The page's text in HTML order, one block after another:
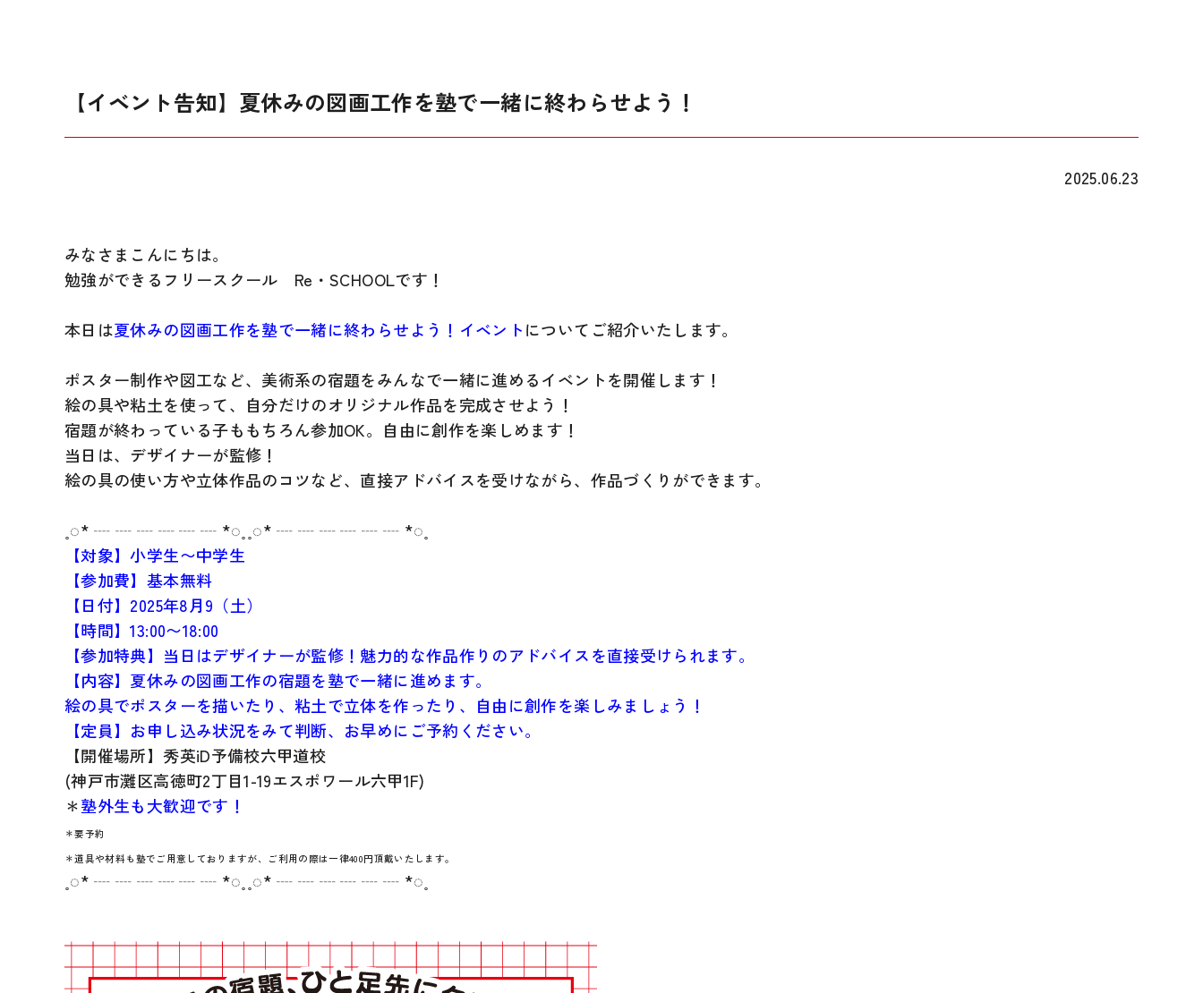
【イベント告知】夏休みの図画工作を塾で一緒に終わらせよう！
2025.06.23
みなさまこんにちは。
勉強ができるフリースクール Re・SCHOOLです！
本日は夏休みの図画工作を塾で一緒に終わらせよう！イベントについてご紹介いたします。
ポスター制作や図工など、美術系の宿題をみんなで一緒に進めるイベントを開催します！
絵の具や粘土を使って、自分だけのオリジナル作品を完成させよう！
宿題が終わっている子ももちろん参加OK。自由に創作を楽しめます！
当日は、デザイナーが監修！
絵の具の使い方や立体作品のコツなど、直接アドバイスを受けながら、作品づくりができます。
˳◌* ┈ ┈ ┈ ┈ ┈ ┈ *◌˳˳◌* ┈ ┈ ┈ ┈ ┈ ┈ *◌˳
【対象】小学生〜中学生
【参加費】基本無料
【日付】2025年8月9（土）
【時間】13:00〜18:00
【参加特典】当日はデザイナーが監修！魅力的な作品作りのアドバイスを直接受けられます。
【内容】夏休みの図画工作の宿題を塾で一緒に進めます。
絵の具でポスターを描いたり、粘土で立体を作ったり、自由に創作を楽しみましょう！
【定員】お申し込み状況をみて判断、お早めにご予約ください。
【開催場所】秀英iD予備校六甲道校
(神戸市灘区高徳町2丁目1-19エスポワール六甲1F)
＊塾外生も大歓迎です！
＊要予約
＊道具や材料も塾でご用意しておりますが、ご利用の際は一律400円頂戴いたします。
˳◌* ┈ ┈ ┈ ┈ ┈ ┈ *◌˳˳◌* ┈ ┈ ┈ ┈ ┈ ┈ *◌˳